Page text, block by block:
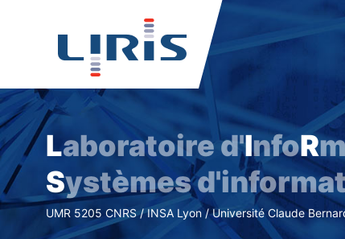
Laboratoire d'InfoR
Systèmes
UMR 5205 CNRS / INSA Lyon / Université Claude